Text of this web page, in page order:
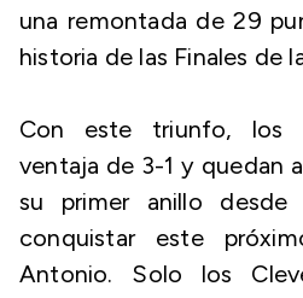
una remontada de 29
historia de las Finales de
Con este triunfo, los
ventaja de 3-1 y quedan
su primer anillo desde
conquistar este
Antonio. Solo los